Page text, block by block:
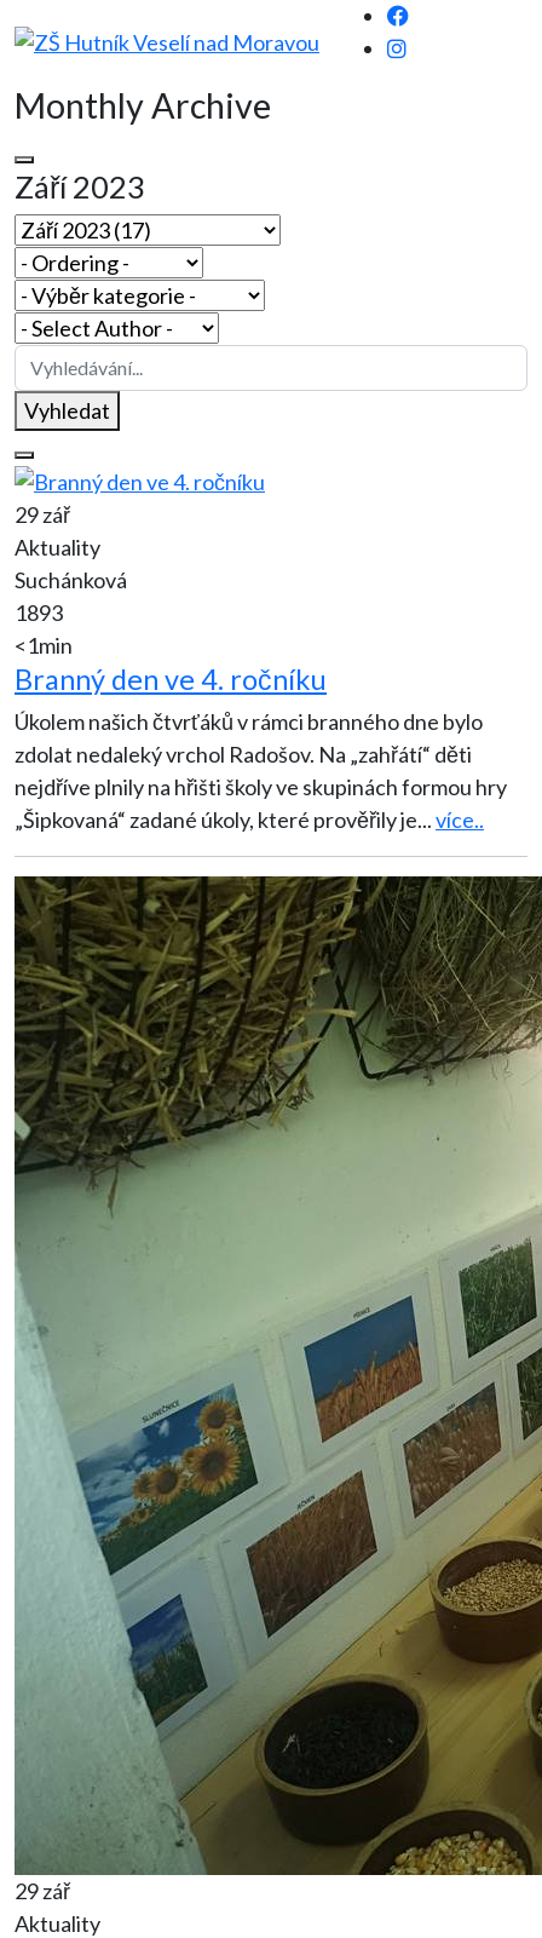
Monthly Archive
Září 2023
Vyhledat
29 zář
Aktuality
Suchánková
1893
<1min
Branný den ve 4. ročníku
Úkolem našich čtvrťáků v rámci branného dne bylo
zdolat nedaleký vrchol Radošov. Na „zahřátí“ děti
nejdříve plnily na hřišti školy ve skupinách formou hry
„Šipkovaná“ zadané úkoly, které prověřily je...více..
29 zář
Aktuality